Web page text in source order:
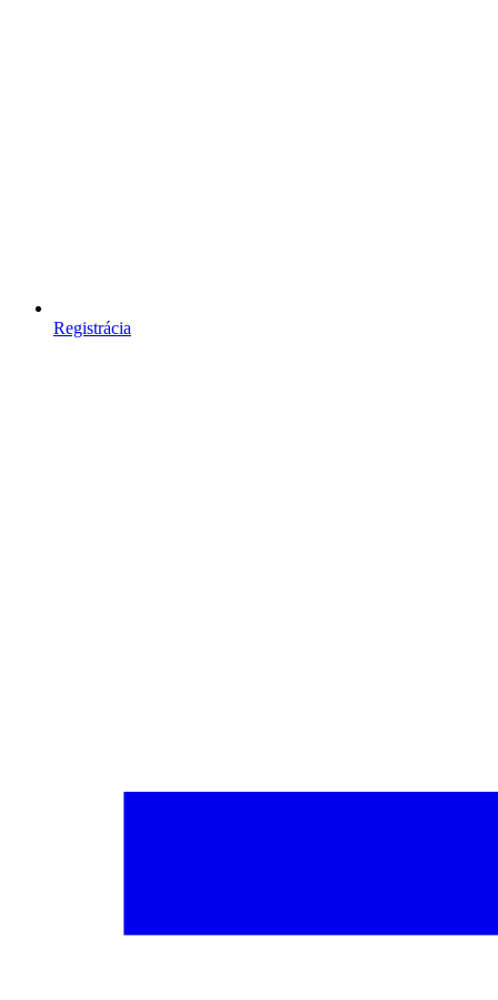
Registrácia